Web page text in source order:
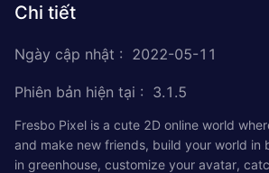
Chi tiết
Ngày cập nhật : 2022-05-11
Phiên bản hiện tại : 3.1.5
Fresbo Pixel is a cute 2D online world
and make new friends, build your world in
in greenhouse, customize your avatar,